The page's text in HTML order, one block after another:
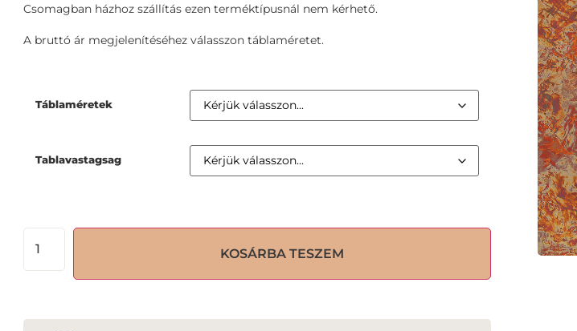
Csomagban házhoz szállítás ezen terméktípusnál nem kérhető.
A bruttó ár megjelenítéséhez válasszon táblaméretet.
Táblaméretek
Tablavastagsag
KOSÁRBA TESZEM